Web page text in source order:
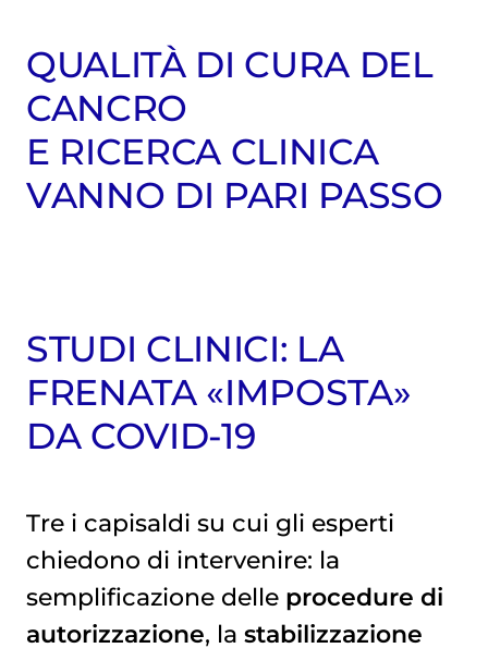
QUALITÀ DI CURA DEL
CANCRO
E RICERCA CLINICA
VANNO DI PARI PASSO
STUDI CLINICI: LA
FRENATA «IMPOSTA»
DA COVID-19
Tre i capisaldi su cui gli esperti
chiedono di intervenire: la
semplificazione delle procedure di
autorizzazione, la stabilizzazione